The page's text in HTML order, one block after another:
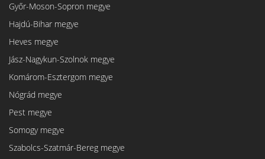
Győr-Moson-Sopron megye
Hajdú-Bihar megye
Heves megye
Jász-Nagykun-Szolnok megye
Komárom-Esztergom megye
Nógrád megye
Pest megye
Somogy megye
Szabolcs-Szatmár-Bereg megye